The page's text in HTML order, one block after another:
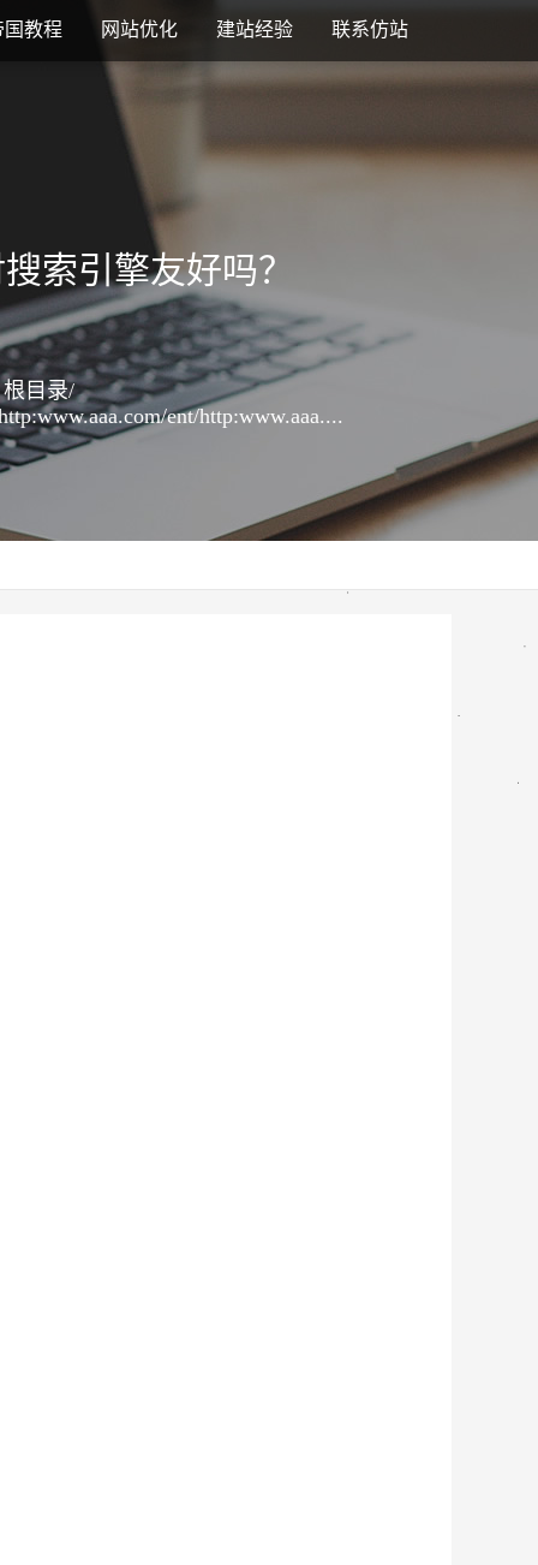
国教程 网站优化 建站经验 联系仿站
索引擎友好吗？
目录/
ent/http:www.aaa....